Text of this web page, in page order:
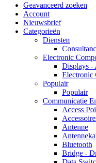
Geavanceerd zoeken
Account
Nieuwsbrief
Categorieën
Diensten
Electronic
Displays -
Electronic
Populair
Populair
Communicatie
Access
Antenne
Bluetooth
Bridge -